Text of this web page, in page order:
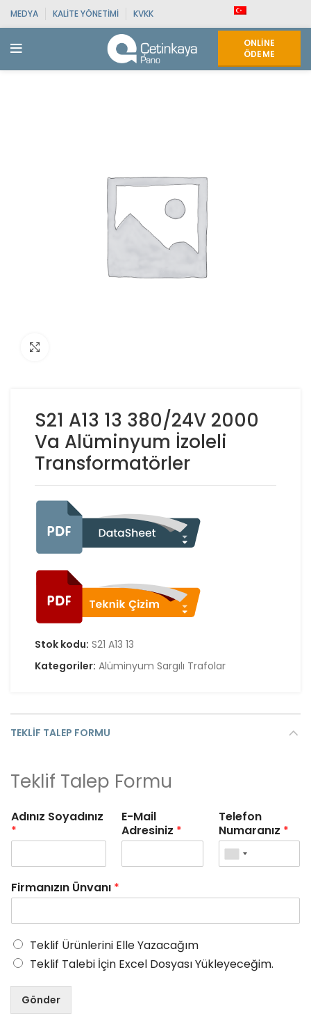
MEDYA KALITE YÖNETIMI KVKK
ONLINE
ÖDEME
S21 A13 13 380/24V 2000
Va Alüminyum İzoleli
Transformatörler
Stok kodu: S21 A13 13
Kategoriler: Alüminyum Sargılı Trafolar
TEKLIF TALEP FORMU
Teklif Talep Formu
Adınız Soyadınız
*
E-Mail
Adresiniz *
Telefon
Numaranız *
Firmanızın Ünvanı *
Teklif Ürünlerini Elle Yazacağım
Teklif Talebi İçin Excel Dosyası Yükleyeceğim.
Gönder